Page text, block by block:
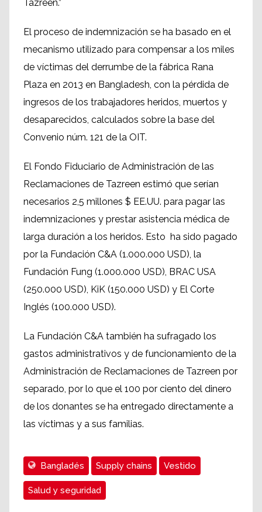
Tazreen.”
El proceso de indemnización se ha basado en el
mecanismo utilizado para compensar a los miles
de víctimas del derrumbe de la fábrica Rana
Plaza en 2013 en Bangladesh, con la pérdida de
ingresos de los trabajadores heridos, muertos y
desaparecidos, calculados sobre la base del
Convenio núm. 121 de la OIT.
El Fondo Fiduciario de Administración de las
Reclamaciones de Tazreen estimó que serían
necesarios 2,5 millones $ EE.UU. para pagar las
indemnizaciones y prestar asistencia médica de
larga duración a los heridos. Esto ha sido pagado
por la Fundación C&A (1.000.000 USD), la
Fundación Fung (1.000.000 USD), BRAC USA
(250.000 USD), KiK (150.000 USD) y El Corte
Inglés (100.000 USD).
La Fundación C&A también ha sufragado los
gastos administrativos y de funcionamiento de la
Administración de Reclamaciones de Tazreen por
separado, por lo que el 100 por ciento del dinero
de los donantes se ha entregado directamente a
las víctimas y a sus familias.
Bangladés Supply chains Vestido
Salud y seguridad